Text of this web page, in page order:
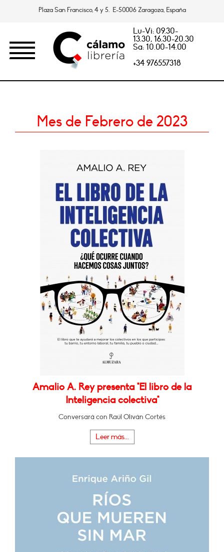
Plaza San Francisco, 4 y 5. E-50006 Zaragoza, España
Lu-Vi: 09.30-
13.30, 16.30-20.30
Sa: 10.00-14.00
+34 976557318
Mes de Febrero de 2023
Amalio A. Rey presenta "El libro de la
Inteligencia colectiva"
Conversará con Raúl Oliván Cortés
Leer más...